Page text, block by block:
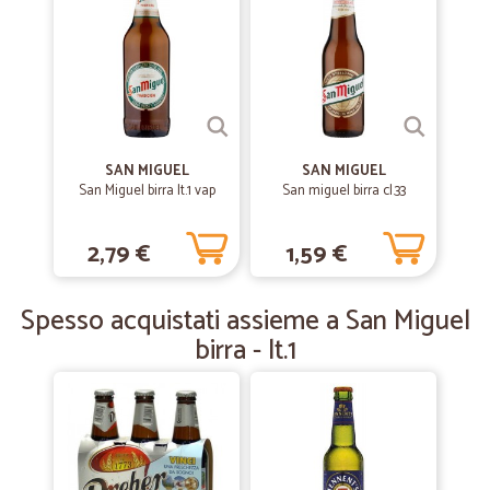
—
Salve sono soddisfatto dell’acquisto consegna immediata
praticamente solo tempi tecnici ordine perfetto complimenti a tutti.
Sicuramente rifarò esperienza consiglio
25/12/2019
—Belinda I.
Merce di ottima qualità, vete fatto passi da diganti....siete stati molto
puntuali.....e presenti....continuate.
Mario C.
Puntuali e precisi
—Rita T.
SAN MIGUEL
San Miguel birra lt.1 vap
2,79 €
SAN MIGUEL
San miguel birra cl.33
1,59 €
Spesso acquistati assieme a San Miguel
birra - lt.1